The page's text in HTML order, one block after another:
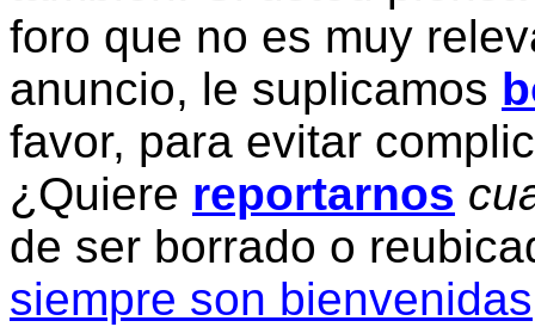
foro que no es muy
anuncio, le suplicamos
favor, para evitar
¿Quiere reportarnos
de ser borrado o
siempre son bienvenidas